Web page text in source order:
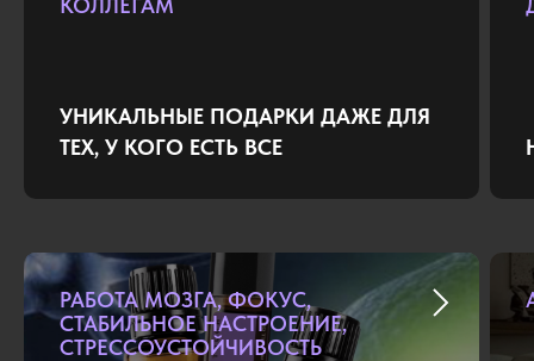
УНИКАЛЬНЫЕ ПОДАРКИ ДАЖЕ ДЛЯ
ТЕХ, У КОГО ЕСТЬ ВСЕ
РАБОТА МОЗГА, ФОКУС,
СТАБИЛЬНОЕ НАСТРОЕНИЕ,
СТРЕССОУСТОЙЧИВОСТЬ